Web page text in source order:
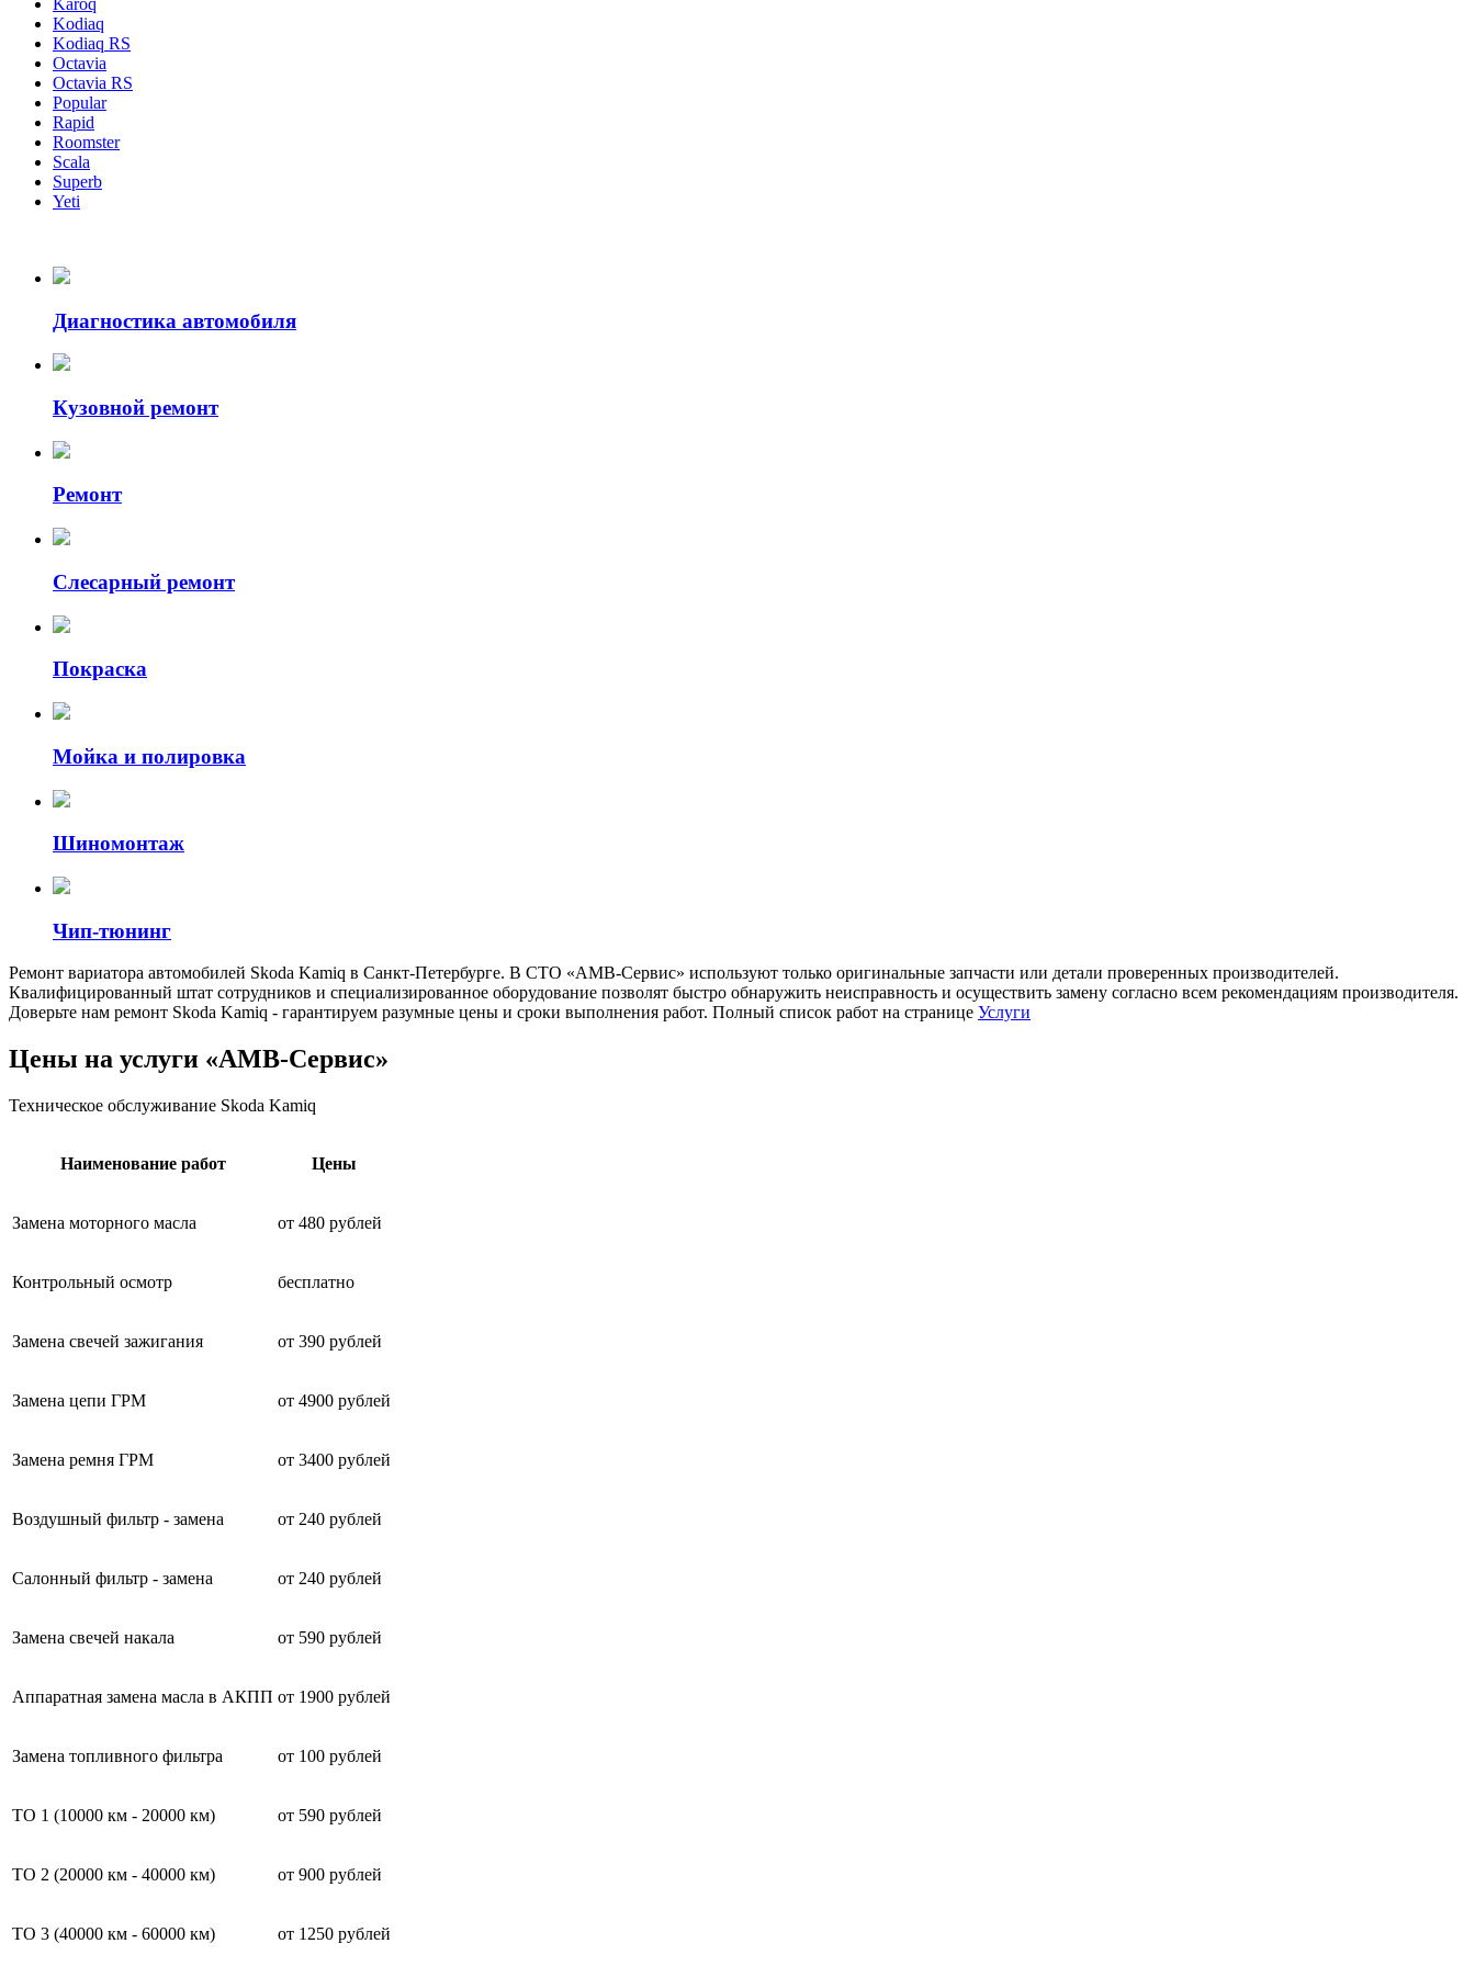
Kodiaq
Kodiaq RS
Octavia
Octavia RS
Popular
Rapid
Roomster
Scala
Superb
Yeti
Диагностика автомобиля
Кузовной ремонт
Ремонт
Слесарный ремонт
Покраска
Мойка и полировка
Шиномонтаж
Чип-тюнинг
Ремонт вариатора автомобилей Skoda Kamiq в Санкт-Петербурге. В СТО «АМВ-Сервис» используют только оригинальные запчасти или детали проверенных производителей.
Квалифицированный штат сотрудников и специализированное оборудование позволят быстро обнаружить неисправность и осуществить замену согласно всем рекомендациям производителя.
Доверьте нам ремонт Skoda Kamiq - гарантируем разумные цены и сроки выполнения работ. Полный список работ на странице Услуги
Цены на услуги «АМВ-Сервис»
Техническое обслуживание Skoda Kamiq
Наименование работ Цены
Замена моторного масла от 480 рублей
Контрольный осмотр бесплатно
Замена свечей зажигания от 390 рублей
Замена цепи ГРМ от 4900 рублей
Замена ремня ГРМ от 3400 рублей
Воздушный фильтр - замена от 240 рублей
Салонный фильтр - замена от 240 рублей
Замена свечей накала от 590 рублей
Аппаратная замена масла в АКПП от 1900 рублей
Замена топливного фильтра от 100 рублей
ТО 1 (10000 км - 20000 км) от 590 рублей
ТО 2 (20000 км - 40000 км) от 900 рублей
ТО 3 (40000 км - 60000 км) от 1250 рублей